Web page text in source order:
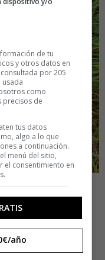
caballo
emails
de tu
y otros datos en
por 205
como
precisos de
tus datos
algo a lo que
a continuación.
menú del sitio,
el consentimiento en
año